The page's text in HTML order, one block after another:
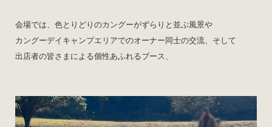
会場では、色とりどりのカングーがずらりと並ぶ風景や
カングーデイキャンプエリアでのオーナー同士の交流、そして
出店者の皆さまによる個性あふれるブース、